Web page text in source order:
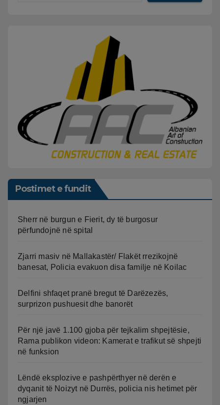
Postimet e fundit
Sherr në burgun e Fierit, dy të burgosur
përfundojnë në spital
Zjarri masiv në Mallakastër/ Flakët rrezikojnë
banesat, Policia evakuon disa familje në Koilac
Delfini shfaqet pranë bregut të Darëzezës,
surprizon pushuesit dhe banorët
Për një javë 1.100 gjoba për tejkalim shpejtësie,
Rama publikon videon: Kamerat e trafikut së shpejti
në funksion
Lëndë eksplozive e pashpërthyer në derën e
dyqanit të Noizyt në Durrës, policia nis hetimet për
ngjarjen